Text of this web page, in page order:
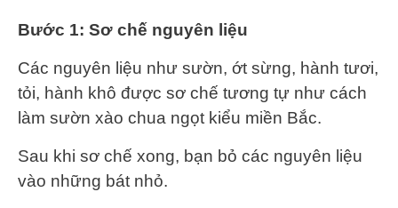
Bước 1: Sơ chế nguyên liệu
Các nguyên liệu như sườn, ớt sừng, hành tươi,
tỏi, hành khô được sơ chế tương tự như cách
làm sườn xào chua ngọt kiểu miền Bắc.
Sau khi sơ chế xong, bạn bỏ các nguyên liệu
vào những bát nhỏ.